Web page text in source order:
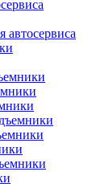
автосервиса